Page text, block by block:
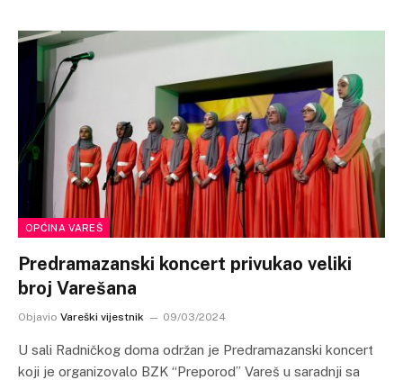
OPĆINA VAREŠ
Predramazanski koncert privukao veliki
broj Varešana
Objavio Vareški vijestnik 09/03/2024
U sali Radničkog doma održan je Predramazanski koncert
koji je organizovalo BZK “Preporod” Vareš u saradnji sa